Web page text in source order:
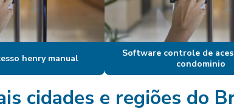
henry manual
Software controle de
condominio
cidades e regiões do